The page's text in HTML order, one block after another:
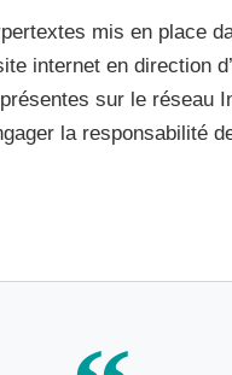
mis en place
internet en direction
sur le réseau
la responsabilité